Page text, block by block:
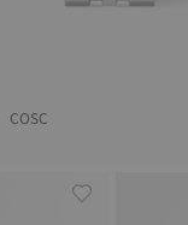
30 mm • 自動款 • COSC